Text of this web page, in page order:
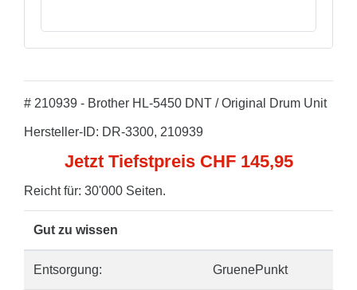
# 210939 - Brother HL-5450 DNT / Original Drum Unit
Hersteller-ID: DR-3300, 210939
Jetzt Tiefstpreis CHF 145,95
Reicht für: 30'000 Seiten.
Gut zu wissen
Entsorgung: GruenePunkt